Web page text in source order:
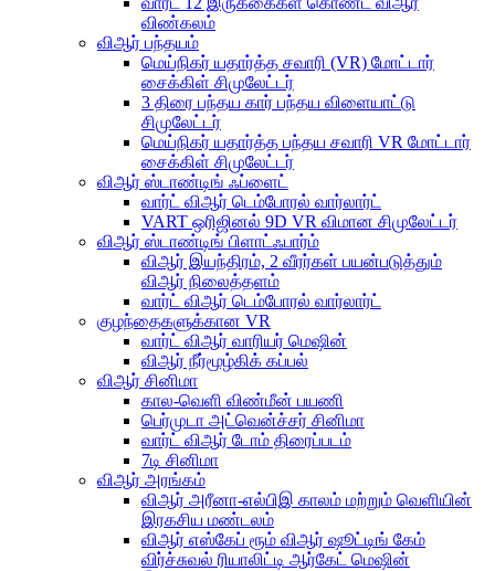
விண்கலம்
விஆர் பந்தயம்
மெய்நிகர் யதார்த்த சவாரி (VR) மோட்டார்
சைக்கிள் சிமுலேட்டர்
3 திரை பந்தய கார் பந்தய விளையாட்டு
சிமுலேட்டர்
மெய்நிகர் யதார்த்த பந்தய சவாரி VR மோட்டார்
சைக்கிள் சிமுலேட்டர்
விஆர் ஸ்டாண்டிங் ஃப்ளைட்
வார்ட் விஆர் டெம்போரல் வார்லார்ட்
VART ஒரிஜினல் 9D VR விமான சிமுலேட்டர்
விஆர் ஸ்டாண்டிங் பிளாட்ஃபார்ம்
விஆர் இயந்திரம், 2 வீரர்கள் பயன்படுத்தும்
விஆர் நிலைத்தளம்
வார்ட் விஆர் டெம்போரல் வார்லார்ட்
குழந்தைகளுக்கான VR
வார்ட் விஆர் வாரியர் மெஷின்
விஆர் நீர்மூழ்கிக் கப்பல்
விஆர் சினிமா
கால-வெளி விண்மீன் பயணி
பெர்முடா அட்வென்ச்சர் சினிமா
வார்ட் விஆர் டோம் திரைப்படம்
7டி சினிமா
விஆர் அரங்கம்
விஆர் அரீனா-எல்பிஇ காலம் மற்றும் வெளியின்
இரகசிய மண்டலம்
விஆர் எஸ்கேப் ரூம் விஆர் ஷூட்டிங் கேம்
விர்ச்சுவல் ரியாலிட்டி ஆர்கேட் மெஷின்